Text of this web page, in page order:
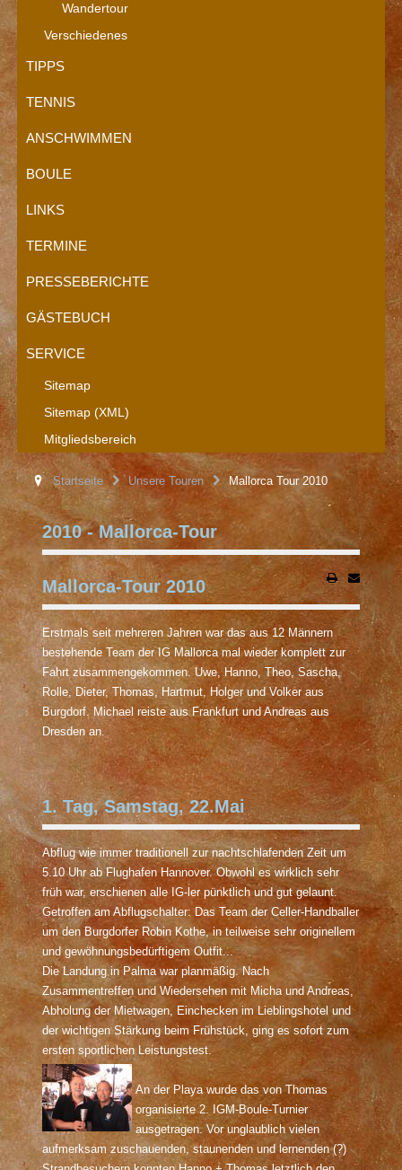
Wandertour
Verschiedenes
TIPPS
TENNIS
ANSCHWIMMEN
BOULE
LINKS
TERMINE
PRESSEBERICHTE
GÄSTEBUCH
SERVICE
Sitemap
Sitemap (XML)
Mitgliedsbereich
Startseite Unsere Touren Mallorca Tour 2010
2010 - Mallorca-Tour
Mallorca-Tour 2010
Erstmals seit mehreren Jahren war das aus 12 Männern
bestehende Team der IG Mallorca mal wieder komplett zur
Fahrt zusammengekommen. Uwe, Hanno, Theo, Sascha,
Rolle, Dieter, Thomas, Hartmut, Holger und Volker aus
Burgdorf. Michael reiste aus Frankfurt und Andreas aus
Dresden an.
1. Tag, Samstag, 22.Mai
Abflug wie immer traditionell zur nachtschlafenden Zeit um
5.10 Uhr ab Flughafen Hannover. Obwohl es wirklich sehr
früh war, erschienen alle IG-ler pünktlich und gut gelaunt.
Getroffen am Abflugschalter: Das Team der Celler-Handballer
um den Burgdorfer Robin Kothe, in teilweise sehr originellem
und gewöhnungsbedürftigem Outfit...
Die Landung in Palma war planmäßig. Nach
Zusammentreffen und Wiedersehen mit Micha und Andreas,
Abholung der Mietwagen, Einchecken im Lieblingshotel und
der wichtigen Stärkung beim Frühstück, ging es sofort zum
ersten sportlichen Leistungstest.
An der Playa wurde das von Thomas
organisierte 2. IGM-Boule-Turnier
ausgetragen. Vor unglaublich vielen
aufmerksam zuschauenden, staunenden und lernenden (?)